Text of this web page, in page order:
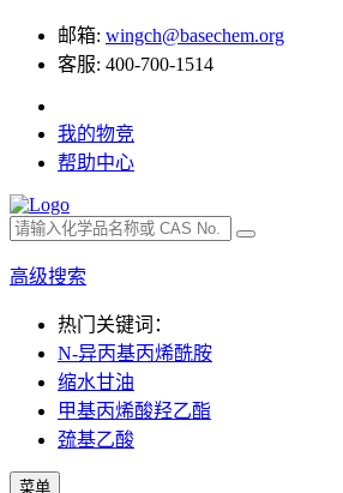
邮箱: wingch@basechem.org
客服: 400-700-1514
我的物竞
帮助中心
高级搜索
热门关键词：
N-异丙基丙烯酰胺
缩水甘油
甲基丙烯酸羟乙酯
巯基乙酸
菜单